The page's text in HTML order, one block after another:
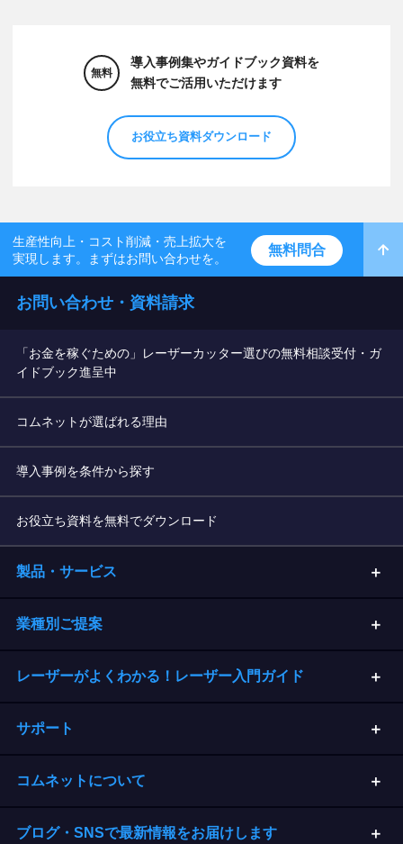
無料
導入事例集やガイドブック資料を
無料でご活用いただけます
お役立ち資料ダウンロード
生産性向上・コスト削減・売上拡大を
実現します。まずはお問い合わせを。
無料問合
お問い合わせ・資料請求
「お金を稼ぐための」レーザーカッター選びの無料相談受付・ガ
イドブック進呈中
コムネットが選ばれる理由
導入事例を条件から探す
お役立ち資料を無料でダウンロード
製品・サービス
業種別ご提案
レーザーがよくわかる！レーザー入門ガイド
サポート
コムネットについて
ブログ・SNSで最新情報をお届けします